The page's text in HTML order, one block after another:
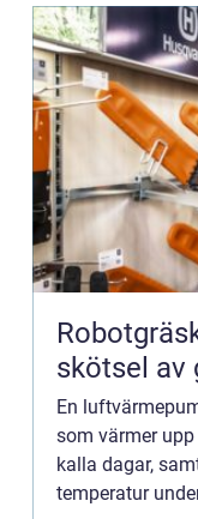
skötsel av
En
som värmer
kalla dagar,
temperatur